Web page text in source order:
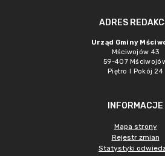
ADRES
Urząd Gminy
Mściwojów 43
59-407
Piętro I Pokój 24
INFORMACJE
Mapa strony
Rejestr zmian
Statystyki